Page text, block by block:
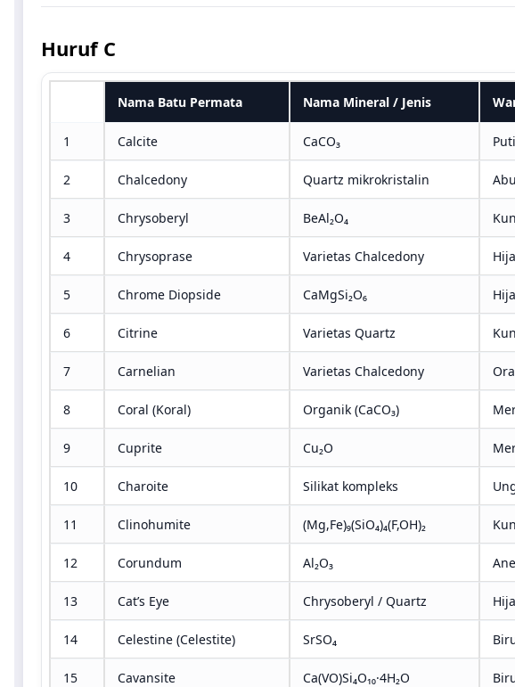
Huruf C
Nama Batu Permata Nama Mineral / Jenis
1 Calcite CaCO₃
2 Chalcedony Quartz mikrokristalin
3 Chrysoberyl BeAl₂O₄
4 Chrysoprase Varietas Chalcedony
5 Chrome Diopside CaMgSi₂O₆
6 Citrine Varietas Quartz
7 Carnelian Varietas Chalcedony
8 Coral (Koral) Organik (CaCO₃)
9 Cuprite Cu₂O
10 Charoite Silikat kompleks
11 Clinohumite (Mg,Fe)₉(SiO₄)₄(F,OH)₂
12 Corundum Al₂O₃
13 Cat’s Eye Chrysoberyl / Quartz
14 Celestine (Celestite) SrSO₄
15 Cavansite Ca(VO)Si₄O₁₀·4H₂O